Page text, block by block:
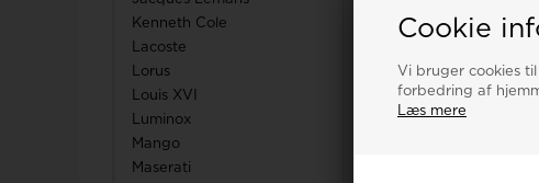
Cookie
Vi bruger cookies
forbedring af
Læs mere
Kenneth Cole
Lacoste
Lorus
Louis XVI
Luminox
Mango
Maserati